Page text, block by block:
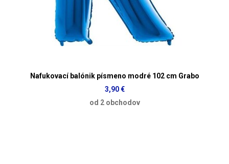
Nafukovací balónik písmeno modré 102 cm Grabo
3,90 €
od 2 obchodov